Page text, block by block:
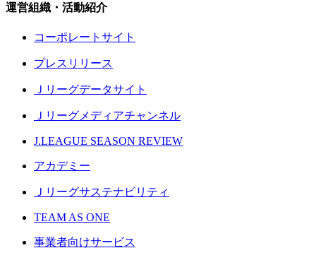
運営組織・活動紹介
コーポレートサイト
プレスリリース
Ｊリーグデータサイト
Ｊリーグメディアチャンネル
J.LEAGUE SEASON REVIEW
アカデミー
Ｊリーグサステナビリティ
TEAM AS ONE
事業者向けサービス